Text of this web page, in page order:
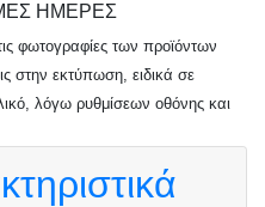
ΗΜΕΡΕΣ
φωτογραφίες των προϊόντων
στην εκτύπωση, ειδικά σε
λόγω ρυθμίσεων οθόνης και